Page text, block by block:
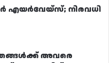
എയർവേയ്‌സ്; നിരവധി
അവരെ